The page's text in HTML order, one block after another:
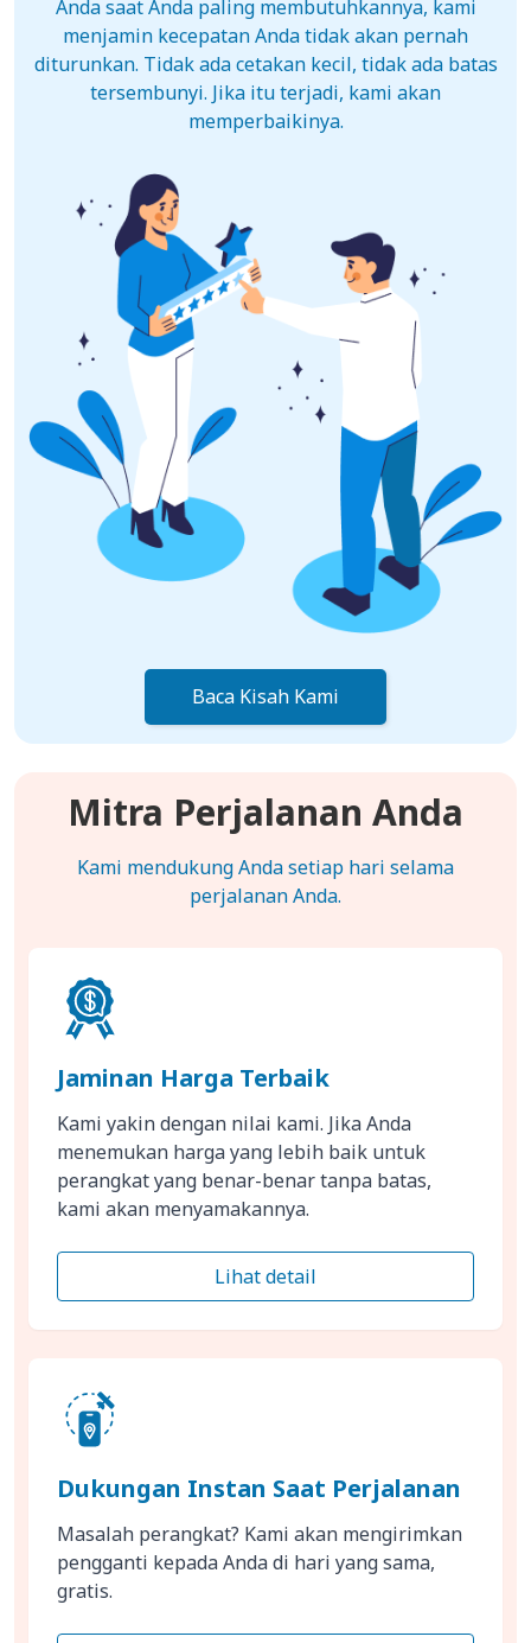
Anda saat Anda paling membutuhkannya, kami
menjamin kecepatan Anda tidak akan pernah
diturunkan. Tidak ada cetakan kecil, tidak ada batas
tersembunyi. Jika itu terjadi, kami akan
memperbaikinya.
Baca Kisah Kami
Mitra Perjalanan Anda
Kami mendukung Anda setiap hari selama
perjalanan Anda.
Jaminan Harga Terbaik
Kami yakin dengan nilai kami. Jika Anda
menemukan harga yang lebih baik untuk
perangkat yang benar-benar tanpa batas,
kami akan menyamakannya.
Lihat detail
Dukungan Instan Saat Perjalanan
Masalah perangkat? Kami akan mengirimkan
pengganti kepada Anda di hari yang sama,
gratis.